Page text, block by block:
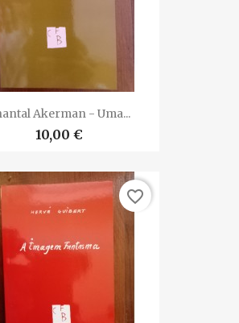
Akerman - Uma...
10,00 €
favorite_border